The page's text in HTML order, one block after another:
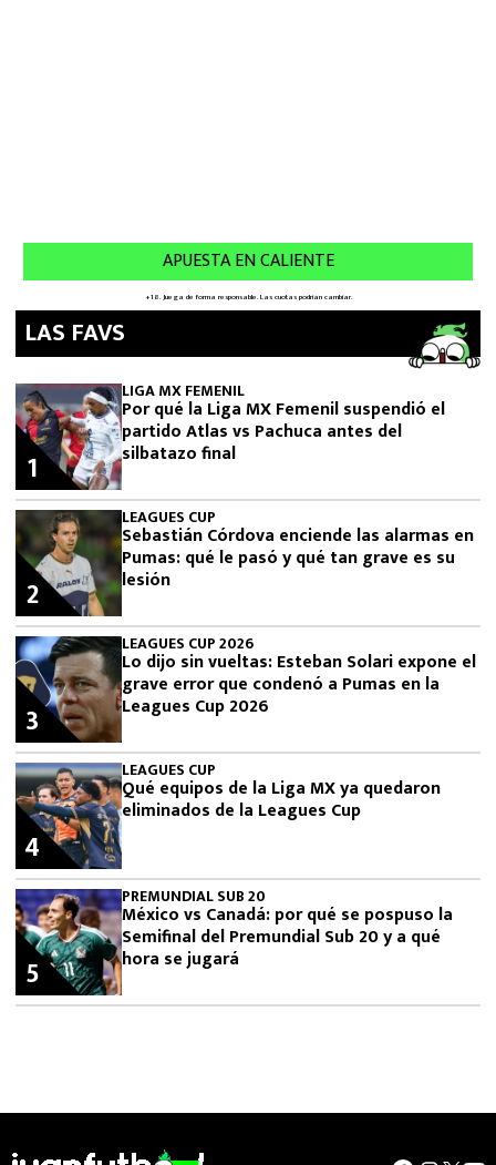
LAS FAVS
LIGA MX FEMENIL
Por qué la Liga MX Femenil suspendió el
partido Atlas vs Pachuca antes del
silbatazo final
1
LEAGUES CUP
Sebastián Córdova enciende las alarmas en
Pumas: qué le pasó y qué tan grave es su
lesión
2
LEAGUES CUP 2026
Lo dijo sin vueltas: Esteban Solari expone el
grave error que condenó a Pumas en la
Leagues Cup 2026
3
LEAGUES CUP
Qué equipos de la Liga MX ya quedaron
eliminados de la Leagues Cup
4
PREMUNDIAL SUB 20
México vs Canadá: por qué se pospuso la
Semifinal del Premundial Sub 20 y a qué
hora se jugará
5